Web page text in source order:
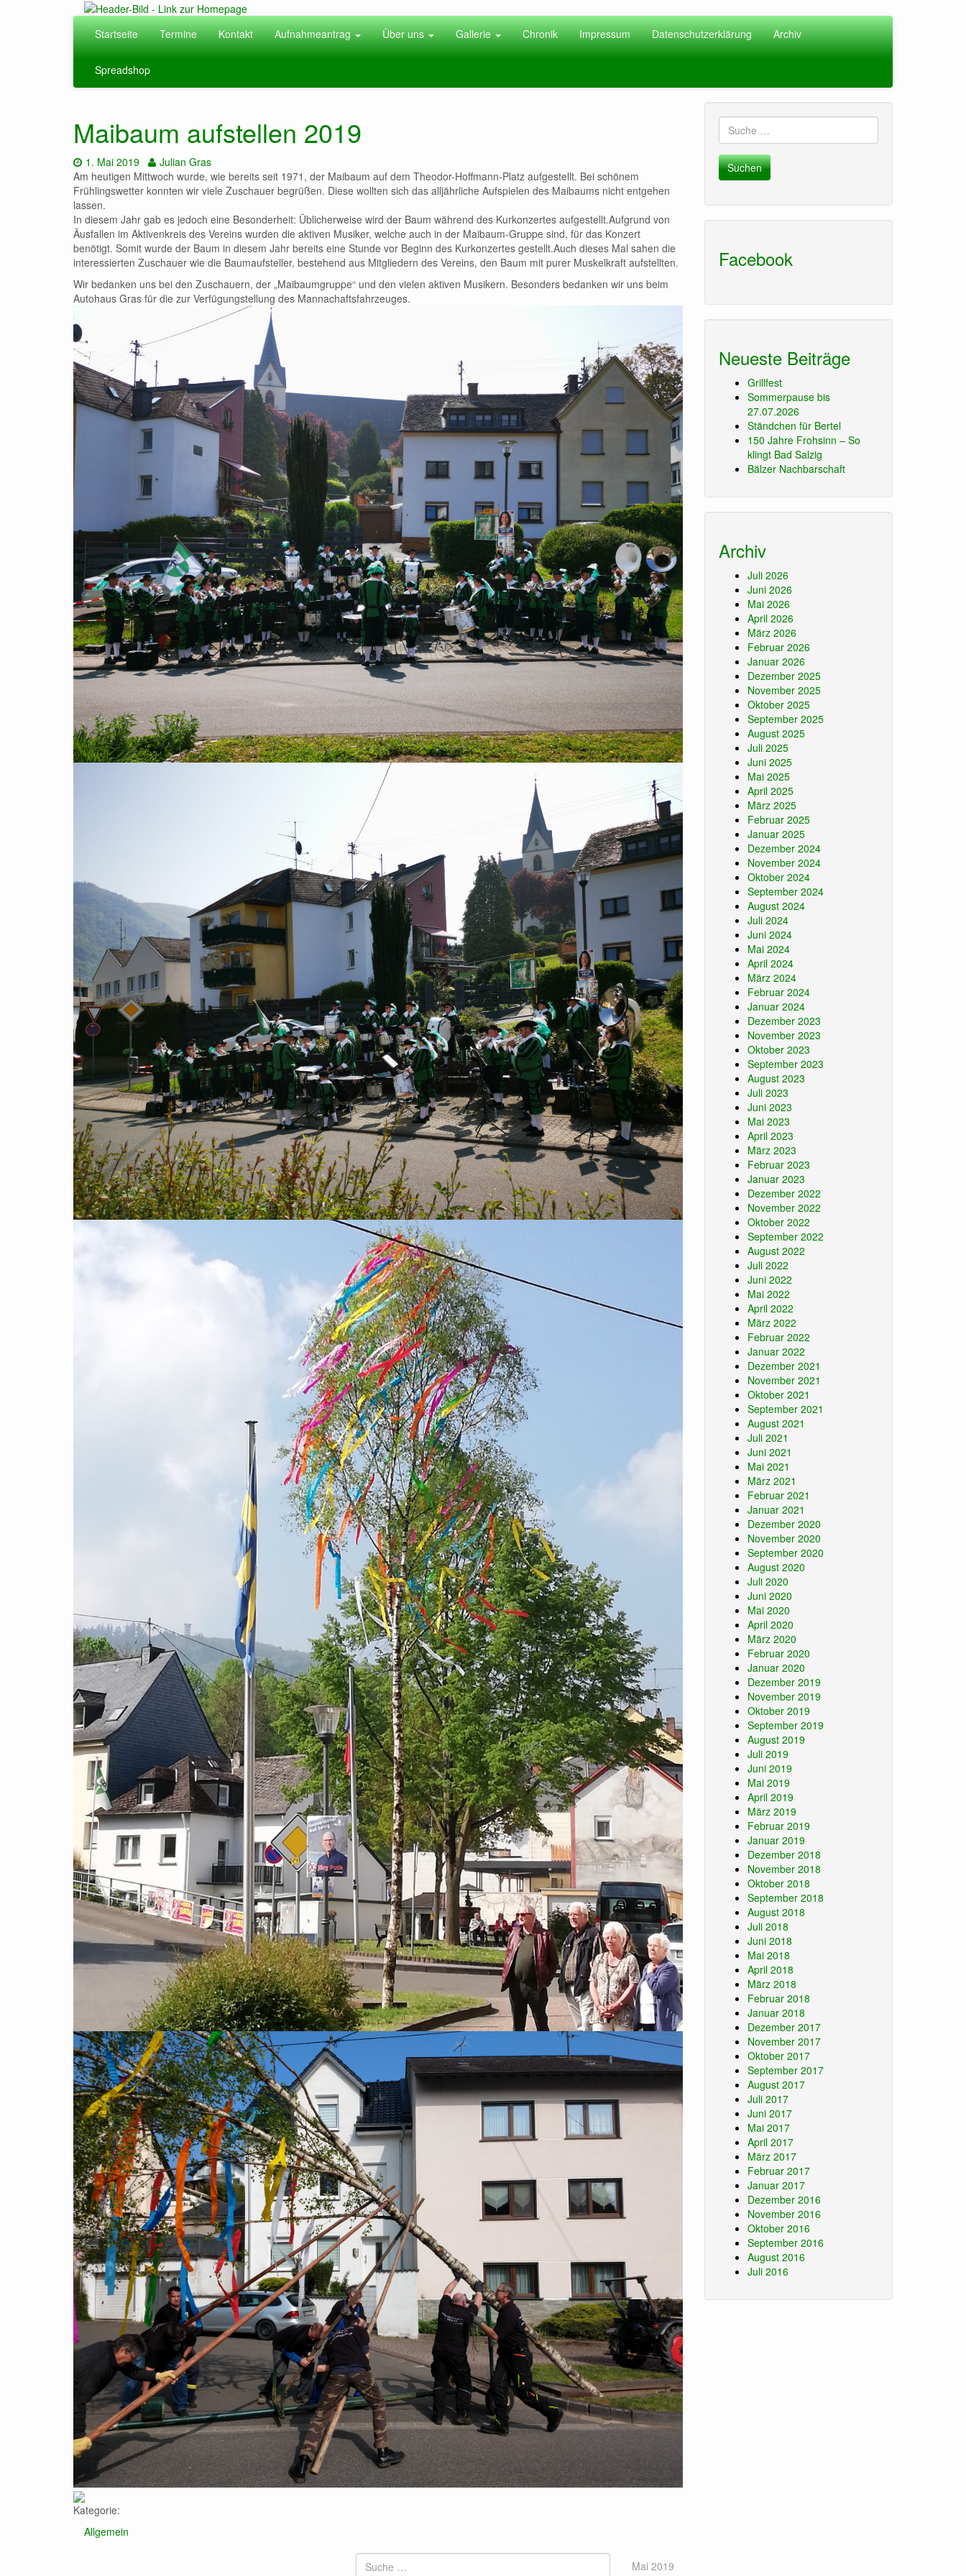
Startseite Termine Kontakt Aufnahmeantrag Über uns Gallerie Chronik Impressum Datenschutzerklärung Archiv
Spreadshop
Maibaum aufstellen 2019
Datum:
1. Mai 2019 Autor:
Julian Gras
Am heutigen Mittwoch wurde, wie bereits seit 1971, der Maibaum auf dem Theodor-Hoffmann-Platz aufgestellt. Bei schönem
Frühlingswetter konnten wir viele Zuschauer begrüßen. Diese wollten sich das alljährliche Aufspielen des Maibaums nicht entgehen
lassen.
In diesem Jahr gab es jedoch eine Besonderheit: Üblicherweise wird der Baum während des Kurkonzertes aufgestellt.Aufgrund von
Äusfallen im Aktivenkreis des Vereins wurden die aktiven Musiker, welche auch in der Maibaum-Gruppe sind, für das Konzert
benötigt. Somit wurde der Baum in diesem Jahr bereits eine Stunde vor Beginn des Kurkonzertes gestellt.Auch dieses Mal sahen die
interessierten Zuschauer wie die Baumaufsteller, bestehend aus Mitgliedern des Vereins, den Baum mit purer Muskelkraft aufstellten.
Wir bedanken uns bei den Zuschauern, der „Maibaumgruppe“ und den vielen aktiven Musikern. Besonders bedanken wir uns beim
Autohaus Gras für die zur Verfügungstellung des Mannachaftsfahrzeuges.
Kategorie:
Allgemein
Suche
nach:
Facebook
Neueste Beiträge
Grillfest
Sommerpause bis
27.07.2026
Ständchen für Bertel
150 Jahre Frohsinn – So
klingt Bad Salzig
Bälzer Nachbarschaft
Archiv
Juli 2026
Juni 2026
Mai 2026
April 2026
März 2026
Februar 2026
Januar 2026
Dezember 2025
November 2025
Oktober 2025
September 2025
August 2025
Juli 2025
Juni 2025
Mai 2025
April 2025
März 2025
Februar 2025
Januar 2025
Dezember 2024
November 2024
Oktober 2024
September 2024
August 2024
Juli 2024
Juni 2024
Mai 2024
April 2024
März 2024
Februar 2024
Januar 2024
Dezember 2023
November 2023
Oktober 2023
September 2023
August 2023
Juli 2023
Juni 2023
Mai 2023
April 2023
März 2023
Februar 2023
Januar 2023
Dezember 2022
November 2022
Oktober 2022
September 2022
August 2022
Juli 2022
Juni 2022
Mai 2022
April 2022
März 2022
Februar 2022
Januar 2022
Dezember 2021
November 2021
Oktober 2021
September 2021
August 2021
Juli 2021
Juni 2021
Mai 2021
März 2021
Februar 2021
Januar 2021
Dezember 2020
November 2020
September 2020
August 2020
Juli 2020
Juni 2020
Mai 2020
April 2020
März 2020
Februar 2020
Januar 2020
Dezember 2019
November 2019
Oktober 2019
September 2019
August 2019
Juli 2019
Juni 2019
Mai 2019
April 2019
März 2019
Februar 2019
Januar 2019
Dezember 2018
November 2018
Oktober 2018
September 2018
August 2018
Juli 2018
Juni 2018
Mai 2018
April 2018
März 2018
Februar 2018
Januar 2018
Dezember 2017
November 2017
Oktober 2017
September 2017
August 2017
Juli 2017
Juni 2017
Mai 2017
April 2017
März 2017
Februar 2017
Januar 2017
Dezember 2016
November 2016
Oktober 2016
September 2016
August 2016
Juli 2016
Suche
Mai 2019